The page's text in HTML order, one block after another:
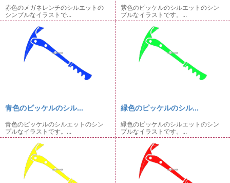
赤色のメガネレンチのシルエットの
シンプルなイラストで...
紫色のピッケルのシルエットのシン
プルなイラストです。...
青色のピッケルのシル...
青色のピッケルのシルエットのシン
プルなイラストです。...
緑色のピッケルのシル...
緑色のピッケルのシルエットのシン
プルなイラストです。...